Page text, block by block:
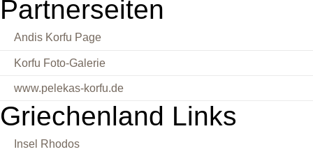
Partnerseiten
Andis Korfu Page
Korfu Foto-Galerie
www.pelekas-korfu.de
Griechenland Links
Insel Rhodos